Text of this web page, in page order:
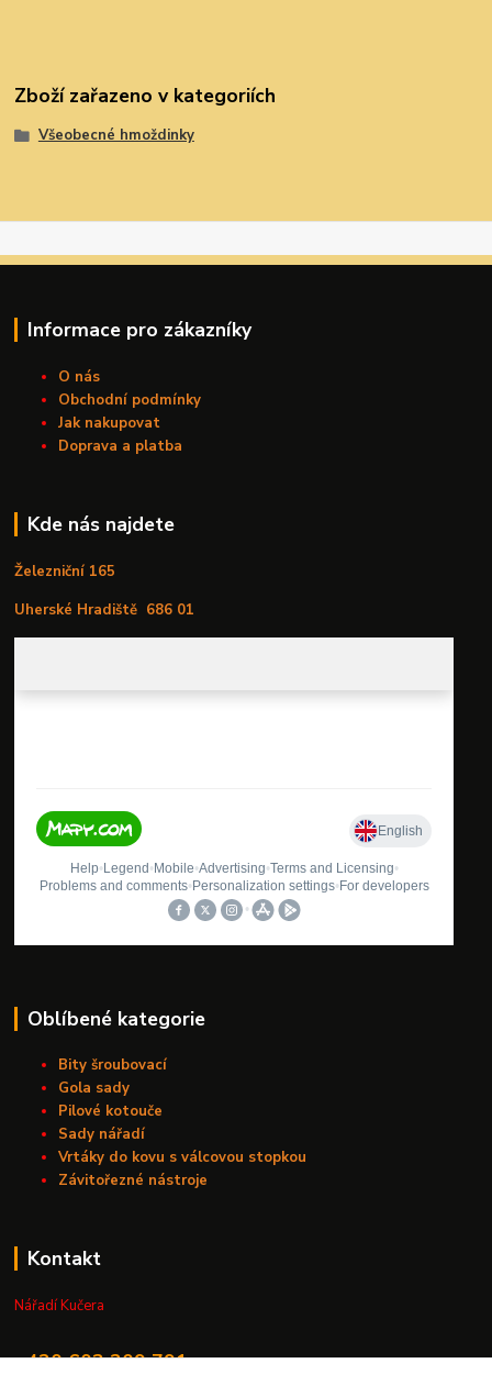
Zboží zařazeno v kategoriích
Všeobecné hmoždinky
Informace pro zákazníky
O nás
Obchodní podmínky
Jak nakupovat
Doprava a platba
Kde nás najdete
Železniční 165
Uherské Hradiště 686 01
Oblíbené kategorie
Bity šroubovací
Gola sady
Pilové kotouče
Sady nářadí
Vrtáky do kovu s válcovou stopkou
Závitořezné nástroje
Kontakt
Nářadí Kučera
+420 603 209 791